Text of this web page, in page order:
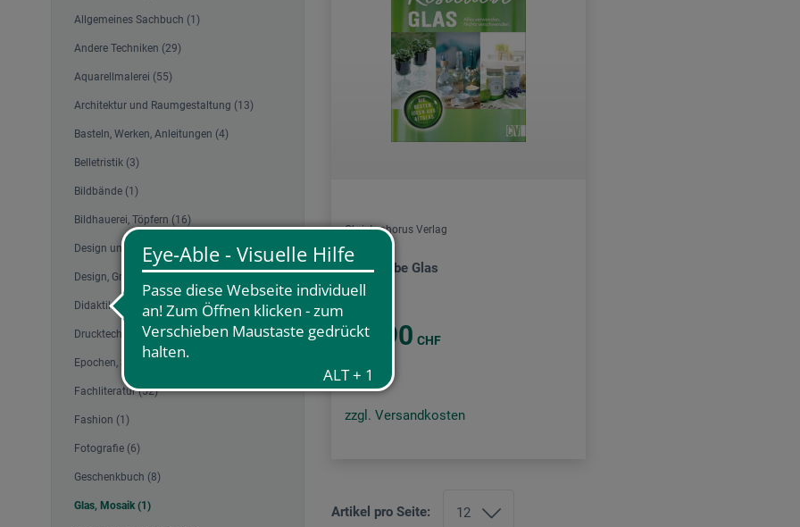
Allgemeines Sachbuch (1)
Andere Techniken (29)
Aquarellmalerei (55)
Architektur und Raumgestaltung (13)
Basteln, Werken, Anleitungen (4)
Belletristik (3)
Bildbände (1)
Bildhauerei, Töpfern (16)
Design und Muster (2)
Design, Grafik (10)
Didaktik und Therapie (6)
Drucktechnik Bücher (13)
Epochen, Sammlungen (3)
Fachliteratur (52)
Fashion (1)
Fotografie (6)
Geschenkbuch (8)
Glas, Mosaik (1)
Christophorus Verlag
Resteliebe Glas
27.90 CHF
zzgl. Versandkosten
Artikel pro Seite: